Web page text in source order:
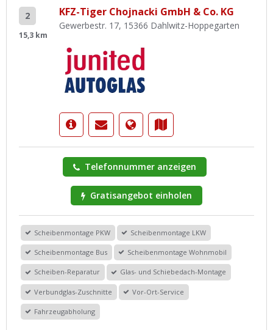
2
15,3 km
KFZ-Tiger Chojnacki GmbH & Co. KG
Gewerbestr. 17, 15366 Dahlwitz-Hoppegarten
Telefonnummer anzeigen
Gratisangebot einholen
Scheibenmontage PKW Scheibenmontage LKW
Scheibenmontage Bus Scheibenmontage Wohnmobil
Scheiben-Reparatur Glas- und Schiebedach-Montage
Verbundglas-Zuschnitte Vor-Ort-Service
Fahrzeugabholung